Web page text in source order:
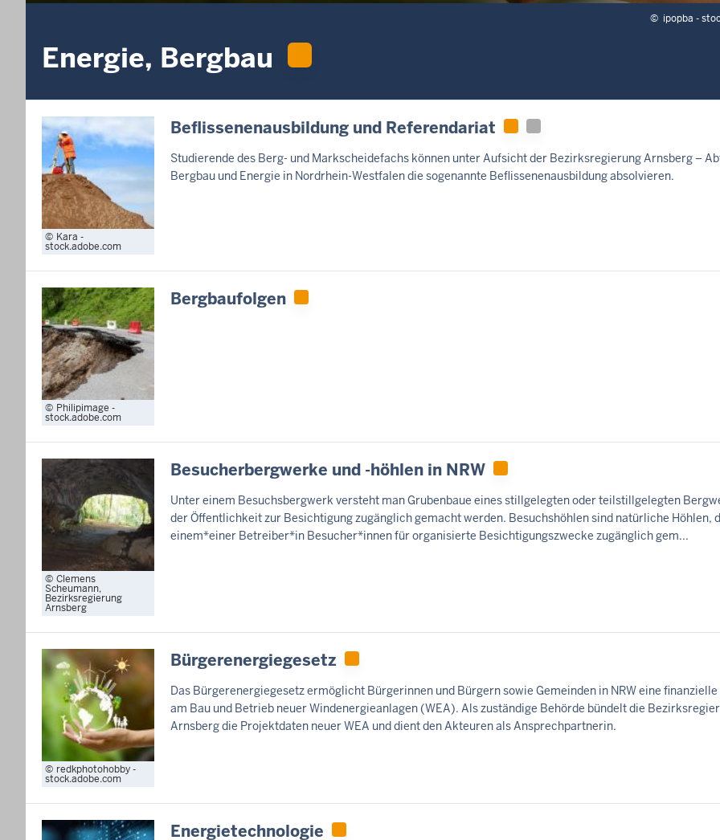
© ipopba -
Energie, Bergbau
Kara -
stock.adobe.com
Beflissenenausbildung und Referendariat
Studierende des Berg- und Markscheidefachs können unter Aufsicht der Bezirksregierung Arnsberg –
Bergbau und Energie in Nordrhein-Westfalen die sogenannte Beflissenenausbildung absolvieren.
Philipimage -
stock.adobe.com
Bergbaufolgen
Clemens
Scheumann,
Bezirksregierung
Arnsberg
Besucherbergwerke und -höhlen in NRW
Unter einem Besuchsbergwerk versteht man Grubenbaue eines stillgelegten oder teilstillgelegten
der Öffentlichkeit zur Besichtigung zugänglich gemacht werden. Besuchshöhlen sind natürliche Höhlen,
einem*einer Betreiber*in Besucher*innen für organisierte Besichtigungszwecke zugänglich gem...
redkphotohobby -
stock.adobe.com
Bürgerenergiegesetz
Das Bürgerenergiegesetz ermöglicht Bürgerinnen und Bürgern sowie Gemeinden in NRW eine
am Bau und Betrieb neuer Windenergieanlagen (WEA). Als zuständige Behörde bündelt die
Arnsberg die Projektdaten neuer WEA und dient den Akteuren als Ansprechpartnerin.
Energietechnologie